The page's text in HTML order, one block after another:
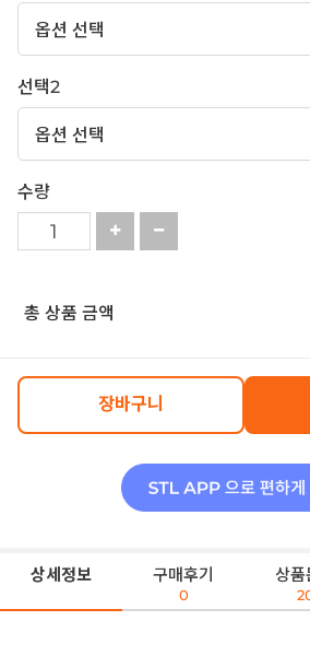
선택2
수량
총 상품 금액
장바구니
상세정보 구매후기
0
상품